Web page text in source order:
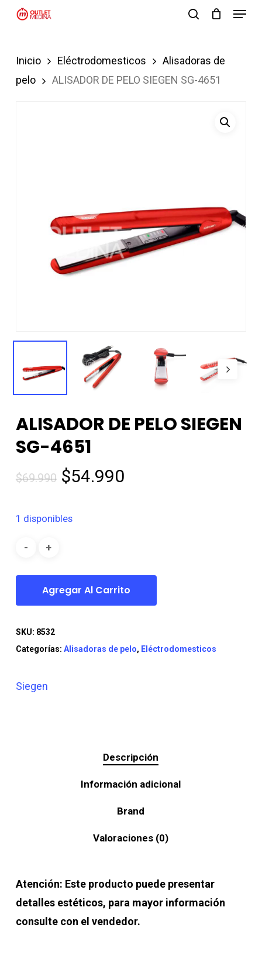
Skip
content
Menu
Inicio Eléctrodomesticos
Alisadoras de
pelo
ALISADOR DE PELO SIEGEN SG-4651
ALISADOR DE PELO SIEGEN
SG-4651
$69.990 El
original
era:
$54.990El
1 disponibles
Agregar Al Carrito
SKU: 8532
Categorías: Alisadoras de pelo, Eléctrodomesticos
Siegen
Descripción
Información adicional
Brand
Valoraciones (0)
Atención: Este producto puede presentar
detalles estéticos, para mayor información
consulte con el vendedor.